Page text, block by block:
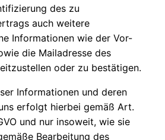
des zu
auch weitere
Informationen wie der Vor-
die Mailadresse des
oder zu bestätigen.
Informationen und deren
erfolgt hierbei gemäß Art.
und nur insoweit, wie sie
Bearbeitung des